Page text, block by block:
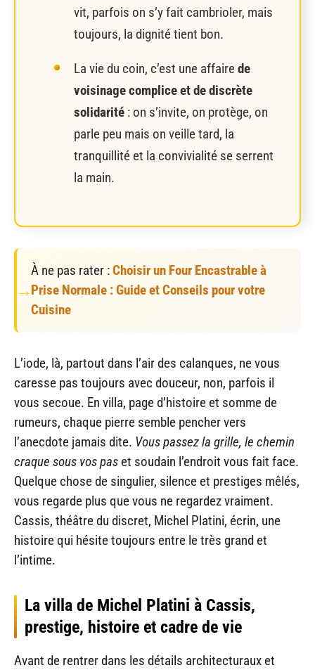
vit, parfois on s’y fait cambrioler, mais
toujours, la dignité tient bon.
La vie du coin, c’est une affairede
voisinage complice et de discrète
solidarité : on s’invite, on protège, on
parle peu mais on veille tard, la
tranquillité et la convivialité se serrent
la main.
À ne pas rater :Choisir un Four Encastrable à
Prise Normale : Guide et Conseils pour votre
Cuisine
L’iode, là, partout dans l’air des calanques, ne vous
caresse pas toujours avec douceur, non, parfois il
vous secoue. En villa, page d’histoire et somme de
rumeurs, chaque pierre semble pencher vers
l’anecdote jamais dite. Vous passez la grille, le chemin
craque sous vos pas et soudain l’endroit vous fait face.
Quelque chose de singulier, silence et prestiges mêlés,
vous regarde plus que vous ne regardez vraiment.
Cassis, théâtre du discret, Michel Platini, écrin, une
histoire qui hésite toujours entre le très grand et
l’intime.
La villa de Michel Platini à Cassis,
prestige, histoire et cadre de vie
Avant de rentrer dans les détails architecturaux et